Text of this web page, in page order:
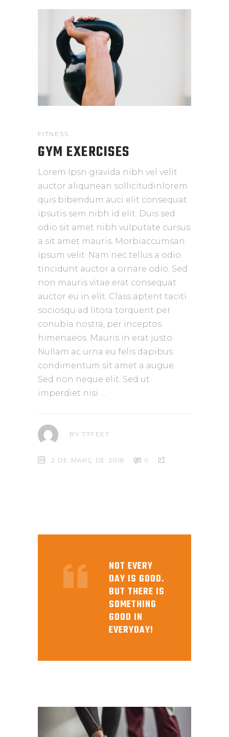
FITNESS
GYM EXERCISES
Lorem Ipsn gravida nibh vel velit
auctor aliqunean sollicitudinlorem
quis bibendum auci elit consequat
ipsutis sem nibh id elit. Duis sed
odio sit amet nibh vulputate cursus
a sit amet mauris. Morbiaccumsan
ipsum velit. Nam nec tellus a odio
tincidunt auctor a ornare odio. Sed
non mauris vitae erat consequat
auctor eu in elit. Class aptent taciti
sociosqu ad litora torquent per
conubia nostra, per inceptos
himenaeos. Mauris in erat justo.
Nullam ac urna eu felis dapibus
condimentum sit amet a augue.
Sed non neque elit. Sed ut
imperdiet nisi.
BY77FEET
2 DE MARÇ DE 2018 0
NOT EVERY
DAY IS GOOD.
BUT THERE IS
SOMETHING
GOOD IN
EVERYDAY!